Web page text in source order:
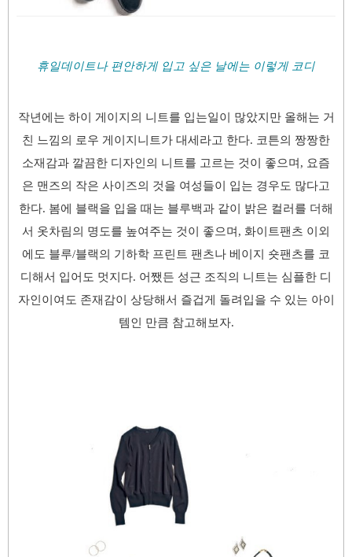
휴일데이트나 편안하게 입고 싶은 날에는 이렇게 코디
작년에는 하이 게이지의 니트를 입는일이 많았지만 올해는 거
친 느낌의 로우 게이지니트가 대세라고 한다. 코튼의 짱짱한
소재감과 깔끔한 디자인의 니트를 고르는 것이 좋으며, 요즘
은 맨즈의 작은 사이즈의 것을 여성들이 입는 경우도 많다고
한다. 봄에 블랙을 입을 때는 블루백과 같이 밝은 컬러를 더해
서 옷차림의 명도를 높여주는 것이 좋으며, 화이트팬츠 이외
에도 블루/블랙의 기하학 프린트 팬츠나 베이지 숏팬츠를 코
디해서 입어도 멋지다. 어쨌든 성근 조직의 니트는 심플한 디
자인이여도 존재감이 상당해서 즐겁게 돌려입을 수 있는 아이
템인 만큼 참고해보자.